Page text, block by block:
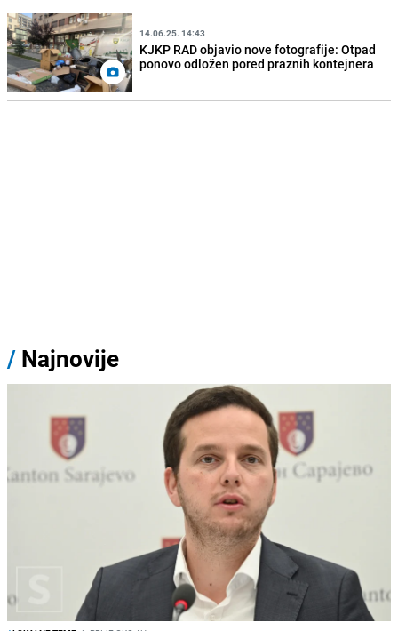
14.06.25. 14:43
KJKP RAD objavio nove fotografije: Otpad
ponovo odložen pored praznih kontejnera
/ Najnovije